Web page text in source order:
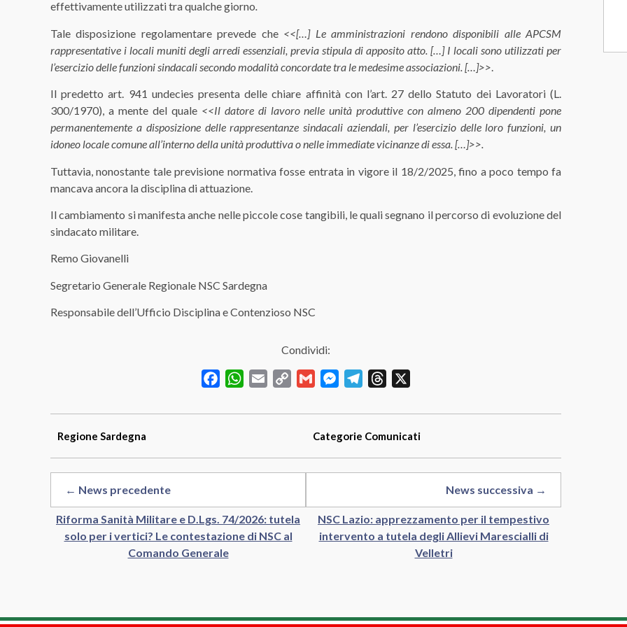
effettivamente utilizzati tra qualche giorno.
Tale disposizione regolamentare prevede che <<[…] Le amministrazioni rendono disponibili alle APCSM
rappresentative i locali muniti degli arredi essenziali, previa stipula di apposito atto. […] I locali sono utilizzati per
l’esercizio delle funzioni sindacali secondo modalità concordate tra le medesime associazioni. […]>>.
Il predetto art. 941 undecies presenta delle chiare affinità con l’art. 27 dello Statuto dei Lavoratori (L.
300/1970), a mente del quale <<Il datore di lavoro nelle unità produttive con almeno 200 dipendenti pone
permanentemente a disposizione delle rappresentanze sindacali aziendali, per l’esercizio delle loro funzioni, un
idoneo locale comune all’interno della unità produttiva o nelle immediate vicinanze di essa. […]>>.
Tuttavia, nonostante tale previsione normativa fosse entrata in vigore il 18/2/2025, fino a poco tempo fa
mancava ancora la disciplina di attuazione.
Il cambiamento si manifesta anche nelle piccole cose tangibili, le quali segnano il percorso di evoluzione del
sindacato militare.
Remo Giovanelli
Segretario Generale Regionale NSC Sardegna
Responsabile dell’Ufficio Disciplina e Contenzioso NSC
Condividi:
FacebookWhatsApp
Email
Copy
Gmail MessengerTelegramThreads
Regione Sardegna Categorie Comunicati
← News precedente
Riforma Sanità Militare e D.Lgs. 74/2026: tutela
solo per i vertici? Le contestazione di NSC al
Comando Generale
News successiva →
NSC Lazio: apprezzamento per il tempestivo
intervento a tutela degli Allievi Marescialli di
Velletri